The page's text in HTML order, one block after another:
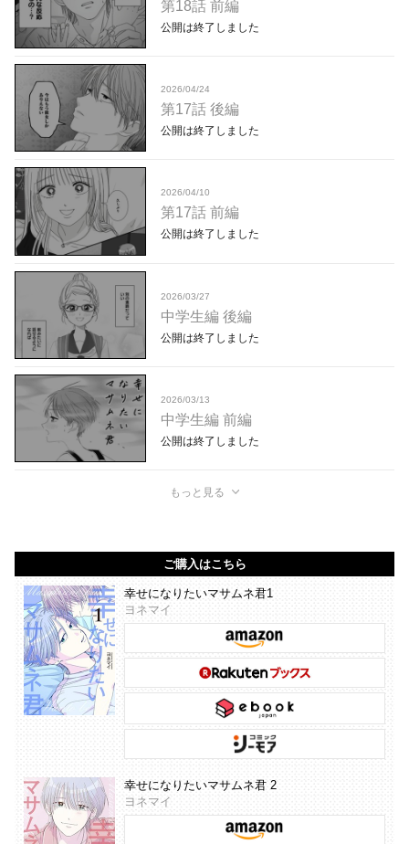
第18話 前編
公開は終了しました
2026/04/24
第17話 後編
公開は終了しました
2026/04/10
第17話 前編
公開は終了しました
2026/03/27
中学生編 後編
公開は終了しました
2026/03/13
中学生編 前編
公開は終了しました
もっと見る
ご購入はこちら
幸せになりたいマサムネ君1
ヨネマイ
幸せになりたいマサムネ君 2
ヨネマイ